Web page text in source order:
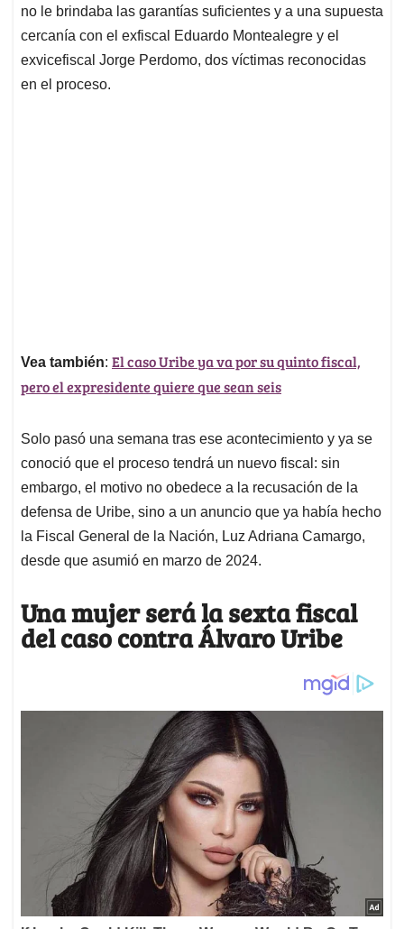
no le brindaba las garantías suficientes y a una supuesta
cercanía con el exfiscal Eduardo Montealegre y el
exvicefiscal Jorge Perdomo, dos víctimas reconocidas
en el proceso.
Vea también: El caso Uribe ya va por su quinto fiscal,
pero el expresidente quiere que sean seis
Solo pasó una semana tras ese acontecimiento y ya se
conoció que el proceso tendrá un nuevo fiscal: sin
embargo, el motivo no obedece a la recusación de la
defensa de Uribe, sino a un anuncio que ya había hecho
la Fiscal General de la Nación, Luz Adriana Camargo,
desde que asumió en marzo de 2024.
Una mujer será la sexta fiscal
del caso contra Álvaro Uribe